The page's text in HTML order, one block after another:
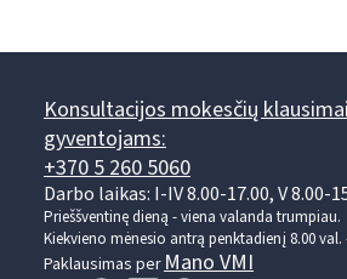
Konsultacijos mokesčių
gyventojams:
+370 5 260 5060
Darbo laikas: I-IV 8.00-17.00, V 8.00-
Prieššventinę dieną - viena valanda trumpiau.
Kiekvieno mėnesio antrą penktadienį 8.00 val.
Paklausimas perMano VMI